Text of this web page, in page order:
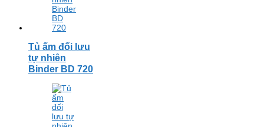
Tủ ấm đối lưu
tự nhiên
Binder BD 720